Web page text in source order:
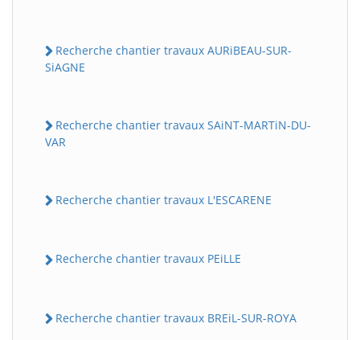
Recherche chantier travaux AURiBEAU-SUR-
SiAGNE
Recherche chantier travaux SAiNT-MARTiN-DU-
VAR
Recherche chantier travaux L'ESCARENE
Recherche chantier travaux PEiLLE
Recherche chantier travaux BREiL-SUR-ROYA